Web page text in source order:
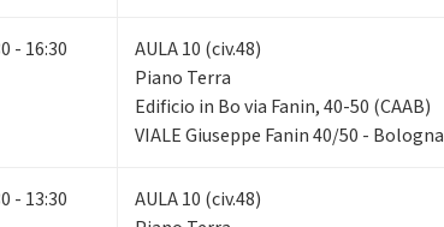
- 16:30
AULA 10 (civ.48)
Piano Terra
Edificio in Bo via Fanin, 40-50 (CAAB)
VIALE Giuseppe Fanin 40/50 - Bologna
- 13:30
AULA 10 (civ.48)